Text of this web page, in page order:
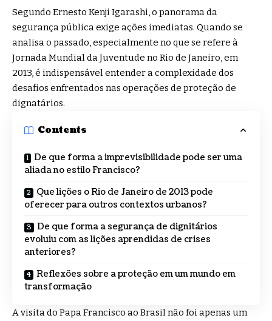
Segundo Ernesto Kenji Igarashi, o panorama da
segurança pública exige ações imediatas. Quando se
analisa o passado, especialmente no que se refere à
Jornada Mundial da Juventude no Rio de Janeiro, em
2013, é indispensável entender a complexidade dos
desafios enfrentados nas operações de proteção de
dignatários.
Contents
De que forma a imprevisibilidade pode ser uma
aliada no estilo Francisco?
Que lições o Rio de Janeiro de 2013 pode
oferecer para outros contextos urbanos?
De que forma a segurança de dignitários
evoluiu com as lições aprendidas de crises
anteriores?
Reflexões sobre a proteção em um mundo em
transformação
A visita do Papa Francisco ao Brasil não foi apenas um